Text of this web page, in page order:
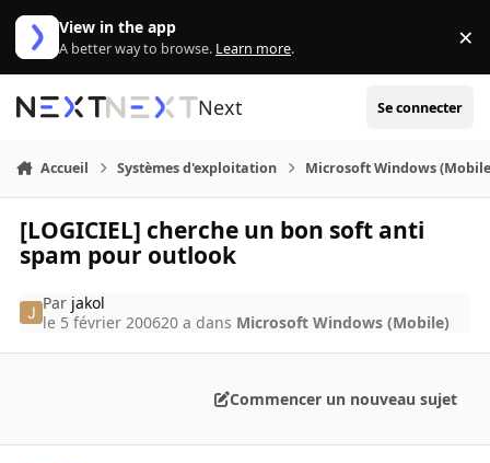
Aller au contenu
View in the app
A better way to browse. Learn more. ×
Next Se connecter
Accueil Systèmes d'exploitation Microsoft Windows
[LOGICIEL] cherche un bon soft anti
spam pour outlook
Par jakol
le 5 février 200620 a dans Microsoft Windows (Mobile)
Commencer un nouveau sujet